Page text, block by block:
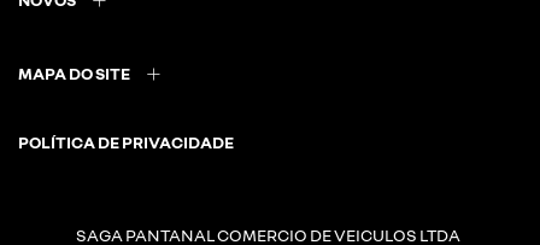
MAPA DO SITE
POLÍTICA DE PRIVACIDADE
SAGA PANTANAL COMERCIO DE VEICULOS LTDA